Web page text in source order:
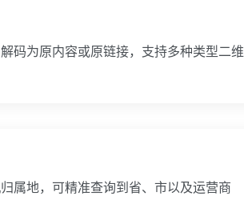
码为原内容或原链接，支持多种类型二维
属地，可精准查询到省、市以及运营商